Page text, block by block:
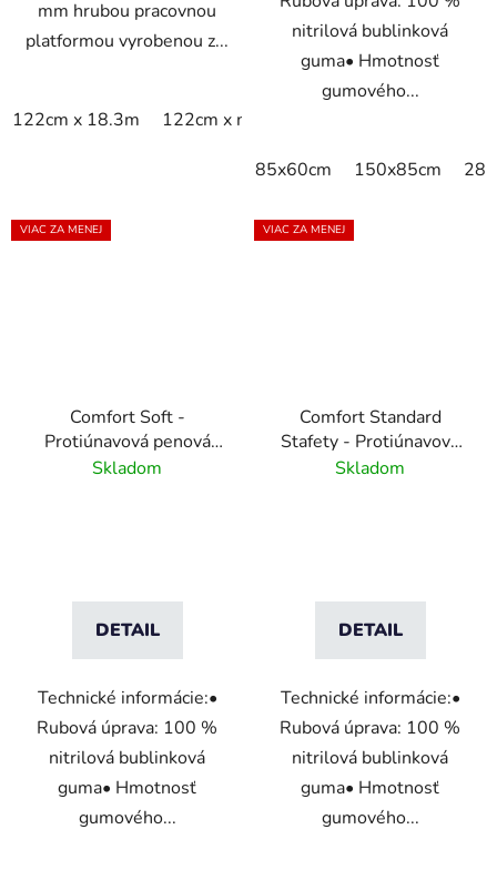
mm hrubou pracovnou
platformou vyrobenou z...
122cm x 18.3m 122cm x m
nitrilová bublinková
guma• Hmotnosť
gumového...
85x60cm 150x85cm
VIAC ZA MENEJ
Comfort Soft -
Protiúnavová penová
rohož
Skladom
DETAIL
Technické informácie:•
Rubová úprava: 100 %
nitrilová bublinková
guma• Hmotnosť
gumového...
VIAC ZA MENEJ
Comfort Standard
Stafety - Protiúnavová
penová rohož
Skladom
DETAIL
Technické informácie:•
Rubová úprava: 100 %
nitrilová bublinková
guma• Hmotnosť
gumového...